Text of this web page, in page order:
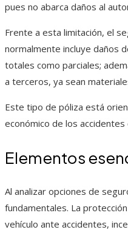
pues no abarca daños al
Frente a esta limitación, el
normalmente incluye daños
totales como parciales;
a terceros, ya sean
Este tipo de póliza está
económico de los
Elementos
Al analizar opciones de
fundamentales. La
vehículo ante accidentes,